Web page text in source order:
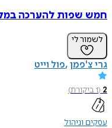
חמש שפות להערכה
לשמור לי
גרי צ'פמן פול וייט
2
(
1ביקורת)
עסקים וניהול